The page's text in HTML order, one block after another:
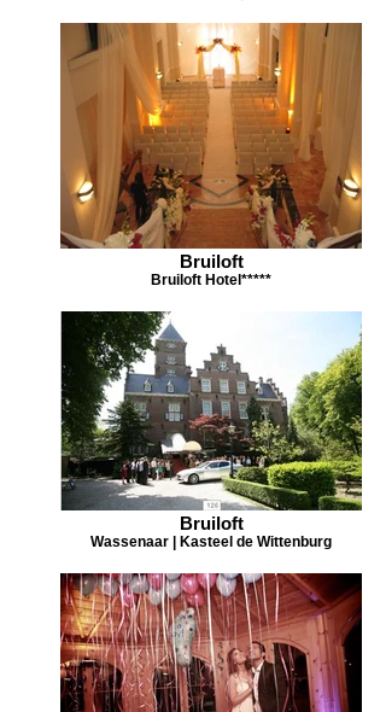
Bruiloft
Bruiloft Hotel*****
Bruiloft
Wassenaar | Kasteel de Wittenburg